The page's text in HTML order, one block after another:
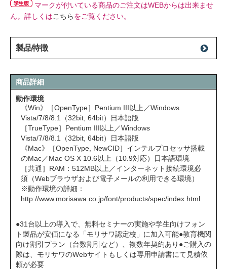
マークが付いている商品のご注文はWEBからは出来ませ
ん。詳しくはこちらをご覧ください。
製品特徴
商品詳細
動作環境
《Win》［OpenType］Pentium III以上／Windows
Vista/7/8/8.1（32bit, 64bit）日本語版
［TrueType］Pentium III以上／Windows
Vista/7/8/8.1（32bit, 64bit）日本語版
《Mac》［OpenType, NewCID］インテルプロセッサ搭載
のMac／Mac OS X 10.6以上（10.9対応）日本語環境
［共通］RAM：512MB以上／インターネット接続環境必
須（Webブラウザおよび電子メールの利用できる環境）
※動作環境の詳細：
http://www.morisawa.co.jp/font/products/spec/index.html
●31台以上の導入で、無料セミナーの実施や学生向けフォン
ト製品が安価になる「モリサワ認定校」に加入可能●教育機関
向け割引プラン（台数割引など）、複数年契約あり●ご購入の
際は、モリサワのWebサイトもしくは専用申請書にて見積依
頼が必要